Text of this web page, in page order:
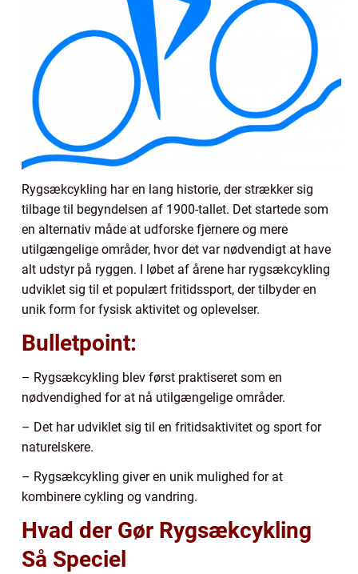
Rygsækcykling har en lang historie, der strækker sig
tilbage til begyndelsen af 1900-tallet. Det startede som
en alternativ måde at udforske fjernere og mere
utilgængelige områder, hvor det var nødvendigt at have
alt udstyr på ryggen. I løbet af årene har rygsækcykling
udviklet sig til et populært fritidssport, der tilbyder en
unik form for fysisk aktivitet og oplevelser.
Bulletpoint:
– Rygsækcykling blev først praktiseret som en
nødvendighed for at nå utilgængelige områder.
– Det har udviklet sig til en fritidsaktivitet og sport for
naturelskere.
– Rygsækcykling giver en unik mulighed for at
kombinere cykling og vandring.
Hvad der Gør Rygsækcykling
Så Speciel